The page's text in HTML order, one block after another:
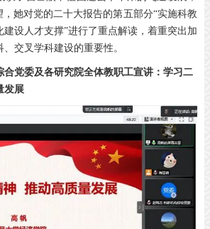
，她对党的二十大报告的第五部分“实施科教
建设人才支撑”进行了重点解读，着重突出加
交叉学科建设的重要性。
合党委及各研究院全体教职工宣讲：学习二
发展